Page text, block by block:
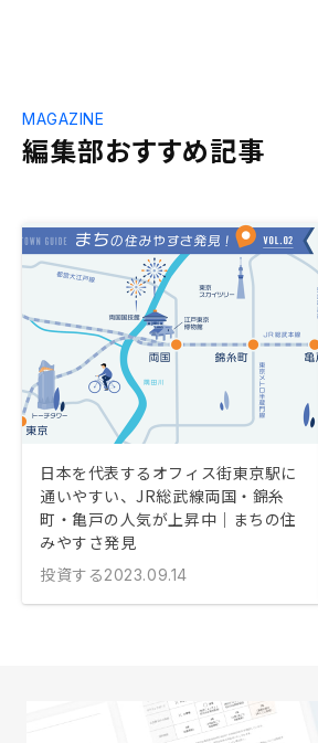
編集部おすすめ記事
MAGAZINE
日本を代表するオフィス街東京駅に
通いやすい、JR総武線両国・錦糸
町・亀戸の人気が上昇中｜まちの住
みやすさ発見
投資する2023.09.14